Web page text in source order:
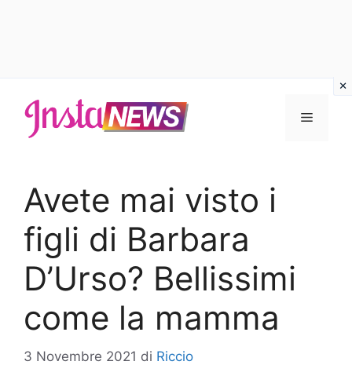
contenuto
Menu
Avete mai visto i
figli di Barbara
D’Urso? Bellissimi
come la mamma
3 Novembre 2021 di Riccio